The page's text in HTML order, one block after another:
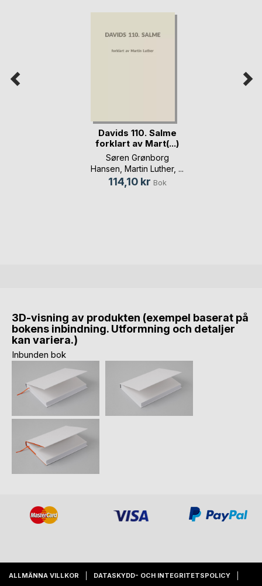
Davids 110. Salme
forklart av Mart(...)
Søren Grønborg
Hansen Martin Luther, ...
114,10 kr Bok
3D-visning av produkten (exempel baserat på
bokens inbindning. Utformning och detaljer
kan variera.)
Inbunden bok
ALLMÄNNA VILLKOR DATASKYDD- OCH INTEGRITETSPOLICY